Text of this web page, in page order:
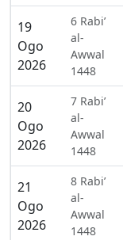
19
Ogo
2026
6 Rabi’
al-
Awwal
1448
20
Ogo
2026
7 Rabi’
al-
Awwal
1448
21
Ogo
2026
8 Rabi’
al-
Awwal
1448